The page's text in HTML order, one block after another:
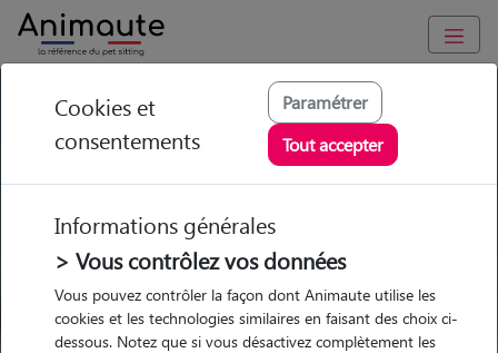
GARDE ANIMAUX à Merdrignac : Garde chien et chat en
famille ou à domicile, visites et promenades
Trouvez une garde animaux à
Merdrignac
Parmi nos pet-sitters à Merdrignac
Cookies et
consentements
Paramétrer
Tout accepter
Informations générales
> Vous contrôlez vos données
Vous pouvez contrôler la façon dont Animaute utilise les
cookies et les technologies similaires en faisant des choix ci-
dessous. Notez que si vous désactivez complètement les